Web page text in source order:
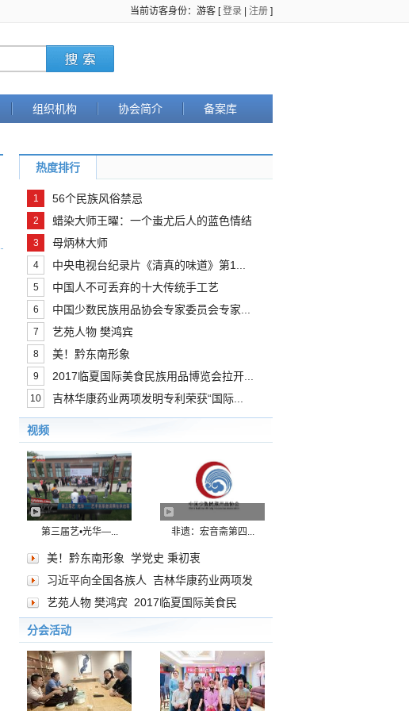
当前访客身份：游客 [登录 注册 ]
组织机构 协会简介 备案库
热度排行
1 56个民族风俗禁忌
2 蜡染大师王曜：一个蚩尤后人的蓝色情结
3 母炳林大师
4 中央电视台纪录片《清真的味道》第1...
5 中国人不可丢弃的十大传统手工艺
6 中国少数民族用品协会专家委员会专家...
7 艺苑人物 樊鸿宾
8 美！黔东南形象
9 2017临夏国际美食民族用品博览会拉开...
10 吉林华康药业两项发明专利荣获“国际...
视频
第三届艺•光华—... 非遗：宏音斋第四...
美！黔东南形象
学党史 秉初衷
习近平向全国各族人
吉林华康药业两项发
艺苑人物 樊鸿宾 2017临夏国际美食民
分会活动